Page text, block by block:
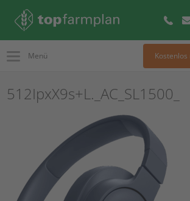
Menü
512IpxX9s+L._AC_SL1500_